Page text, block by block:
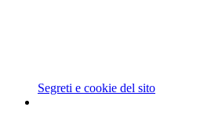
Segreti e cookie del sito